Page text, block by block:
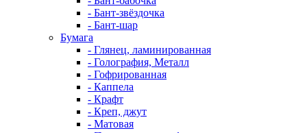
- Бант-звёздочка
- Бант-шар
Бумага
- Глянец, ламинированная
- Голография, Металл
- Гофрированная
- Каппела
- Крафт
- Креп, джут
- Матовая